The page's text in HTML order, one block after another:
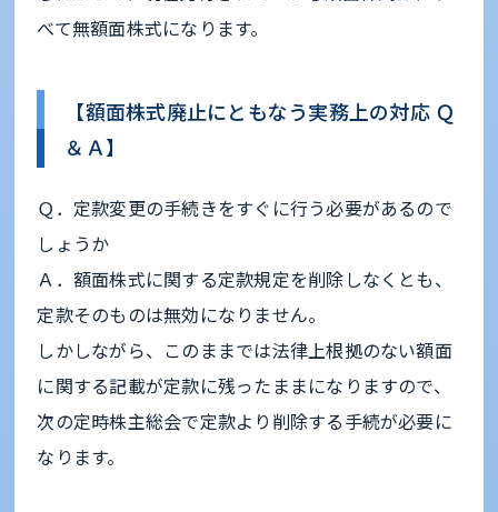
べて無額面株式になります。
【額面株式廃止にともなう実務上の対応 Ｑ
＆Ａ】
Ｑ．定款変更の手続きをすぐに行う必要があるので
しょうか
Ａ．額面株式に関する定款規定を削除しなくとも、
定款そのものは無効になりません。
しかしながら、このままでは法律上根拠のない額面
に関する記載が定款に残ったままになりますので、
次の定時株主総会で定款より削除する手続が必要に
なります。